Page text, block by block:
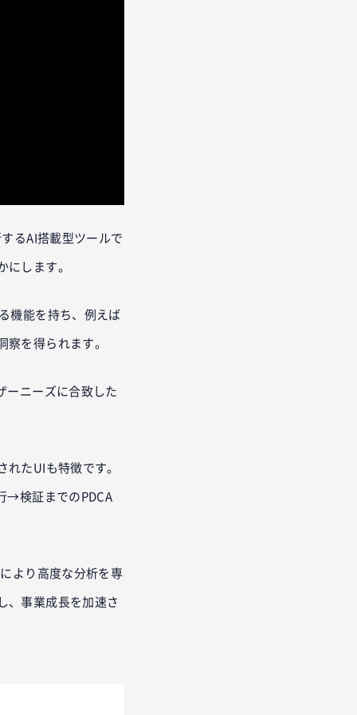
るAI搭載型ツールで
にします。
機能を持ち、例えば
を得られます。
ーニーズに合致した
たUIも特徴です。
→検証までのPDCA
より高度な分析を専
、事業成長を加速さ